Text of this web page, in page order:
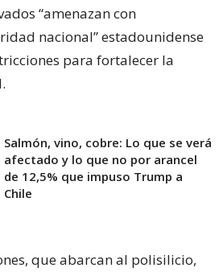
“amenazan con
nacional” estadounidense
para fortalecer la
Salmón, vino, cobre: Lo que se verá
afectado y lo que no por arancel
de 12,5% que impuso Trump a
Chile
que abarcan al polisilicio,